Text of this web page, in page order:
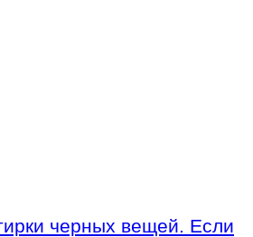
черных вещей. Если